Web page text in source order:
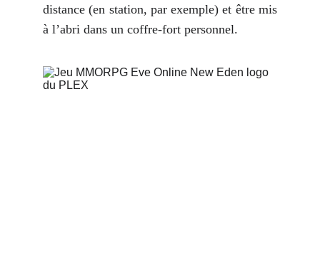
distance (en station, par exemple) et être mis
à l’abri dans un coffre-fort personnel.